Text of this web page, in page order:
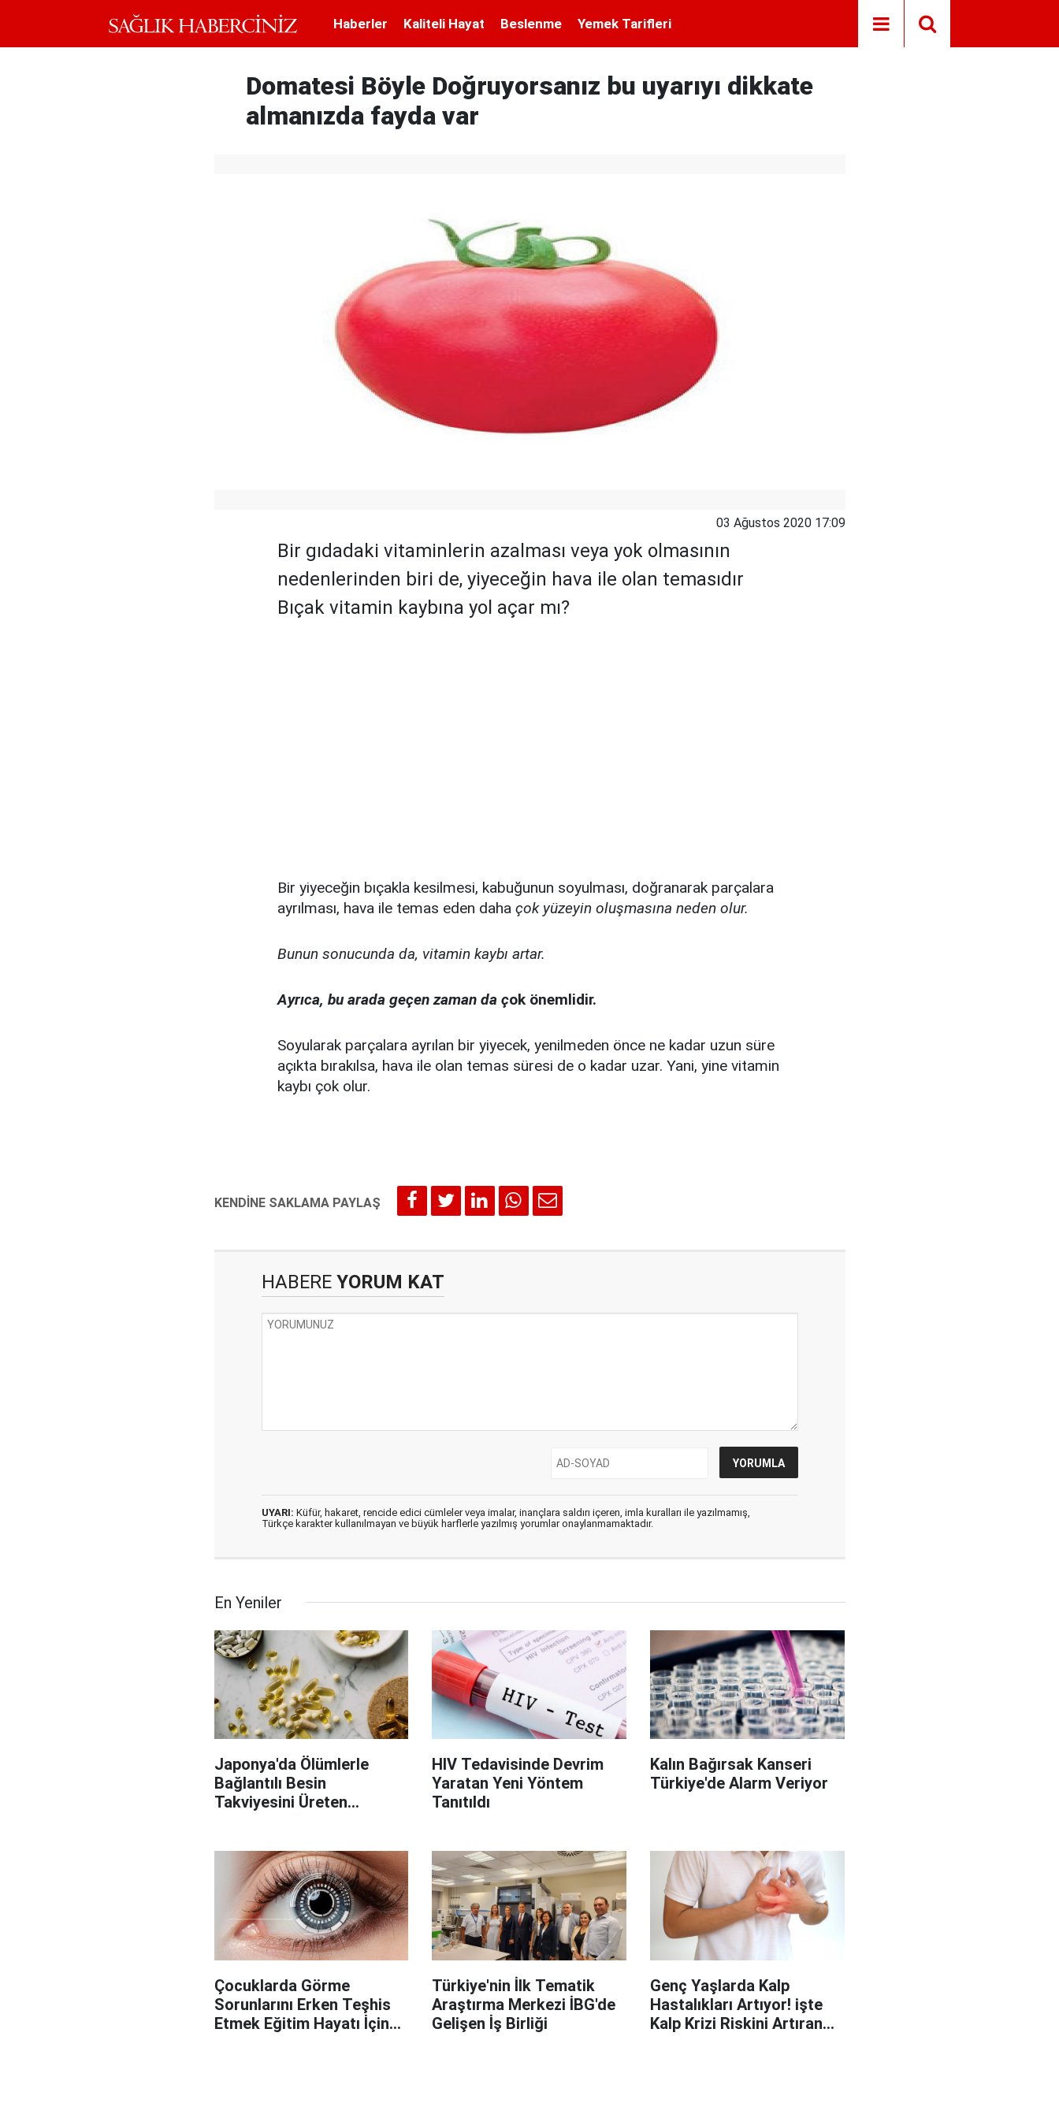
Haberler Kaliteli Hayat Beslenme Yemek Tarifleri
Domatesi Böyle Doğruyorsanız bu uyarıyı dikkate
almanızda fayda var
03 Ağustos 2020 17:09
Bir gıdadaki vitaminlerin azalması veya yok olmasının
nedenlerinden biri de, yiyeceğin hava ile olan temasıdır
Bıçak vitamin kaybına yol açar mı?
Bir yiyeceğin bıçakla kesilmesi, kabuğunun soyulması, doğranarak parçalara
ayrılması, hava ile temas eden daha çok yüzeyin oluşmasına neden olur.
Bunun sonucunda da, vitamin kaybı artar.
Ayrıca, bu arada geçen zaman da çok önemlidir.
Soyularak parçalara ayrılan bir yiyecek, yenilmeden önce ne kadar uzun süre
açıkta bırakılsa, hava ile olan temas süresi de o kadar uzar. Yani, yine vitamin
kaybı çok olur.
HABEREYORUM KAT
UYARI: Küfür, hakaret, rencide edici cümleler veya imalar, inançlara saldırı içeren, imla kuralları ile yazılmamış,
Türkçe karakter kullanılmayan ve büyük harflerle yazılmış yorumlar onaylanmamaktadır.
En Yeniler
Japonya'da Ölümlerle
Bağlantılı Besin
Takviyesini Üreten
HIV Tedavisinde Devrim
Yaratan Yeni Yöntem
Tanıtıldı
Kalın Bağırsak Kanseri
Türkiye'de Alarm Veriyor
Çocuklarda Görme
Sorunlarını Erken Teşhis
Etmek Eğitim Hayatı İçin
Türkiye'nin İlk Tematik
Araştırma Merkezi İBG'de
Gelişen İş Birliği
Genç Yaşlarda Kalp
Hastalıkları Artıyor! işte
Kalp Krizi Riskini Artıran